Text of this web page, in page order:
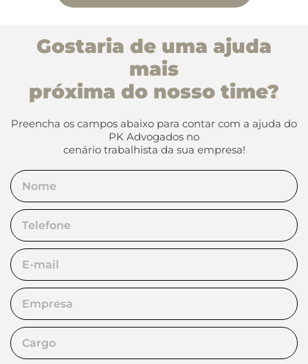
Gostaria de uma ajuda
mais
próxima do nosso time?
Preencha os campos abaixo para contar com a ajuda do
PK Advogados no
cenário trabalhista da sua empresa!